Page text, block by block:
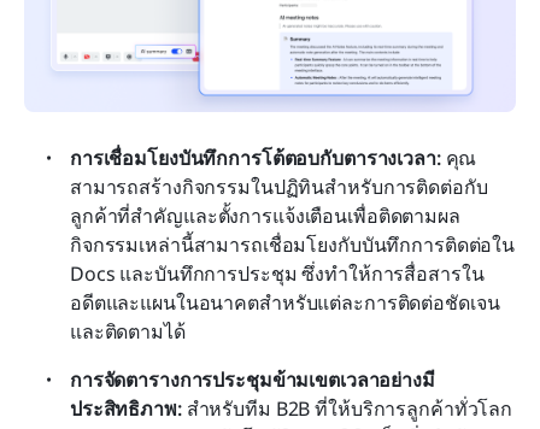
การเชื่อมโยงบันทึกการโต้ตอบกับตารางเวลา: คุณ
สามารถสร้างกิจกรรมในปฏิทินสำหรับการติดต่อกับ
ลูกค้าที่สำคัญและตั้งการแจ้งเตือนเพื่อติดตามผล
กิจกรรมเหล่านี้สามารถเชื่อมโยงกับบันทึกการติดต่อใน
Docs และบันทึกการประชุม ซึ่งทำให้การสื่อสารใน
อดีตและแผนในอนาคตสำหรับแต่ละการติดต่อชัดเจน
และติดตามได้
การจัดตารางการประชุมข้ามเขตเวลาอย่างมี
ประสิทธิภาพ: สำหรับทีม B2B ที่ให้บริการลูกค้าทั่วโลก